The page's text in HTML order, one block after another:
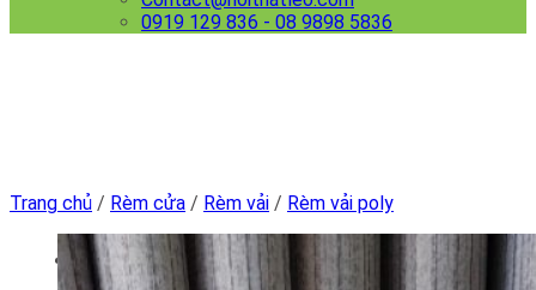
0919 129 836 - 08 9898 5836
Menu
Trang chủ / Rèm cửa / Rèm vải / Rèm vải poly